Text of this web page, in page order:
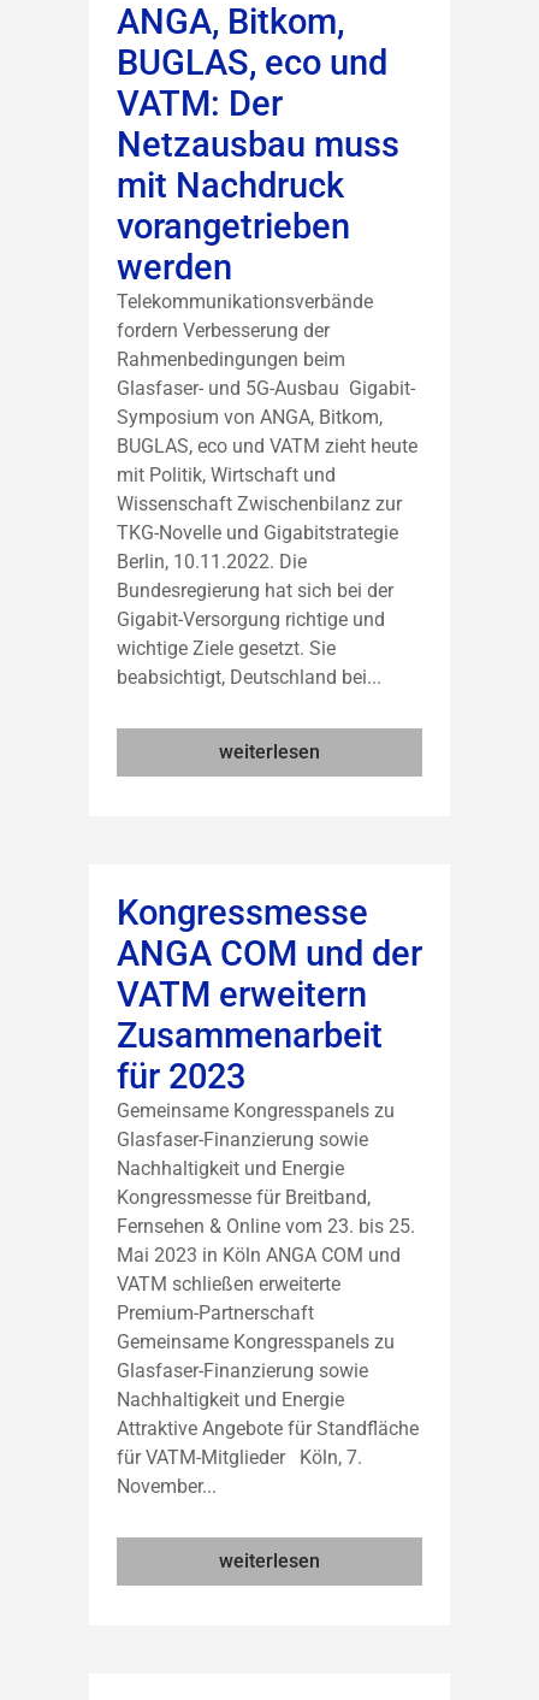
ANGA, Bitkom,
BUGLAS, eco und
VATM: Der
Netzausbau muss
mit Nachdruck
vorangetrieben
werden
Telekommunikationsverbände
fordern Verbesserung der
Rahmenbedingungen beim
Glasfaser- und 5G-Ausbau Gigabit-
Symposium von ANGA, Bitkom,
BUGLAS, eco und VATM zieht heute
mit Politik, Wirtschaft und
Wissenschaft Zwischenbilanz zur
TKG-Novelle und Gigabitstrategie
Berlin, 10.11.2022. Die
Bundesregierung hat sich bei der
Gigabit-Versorgung richtige und
wichtige Ziele gesetzt. Sie
beabsichtigt, Deutschland bei...
weiterlesen
Kongressmesse
ANGA COM und der
VATM erweitern
Zusammenarbeit
für 2023
Gemeinsame Kongresspanels zu
Glasfaser-Finanzierung sowie
Nachhaltigkeit und Energie
Kongressmesse für Breitband,
Fernsehen & Online vom 23. bis 25.
Mai 2023 in Köln ANGA COM und
VATM schließen erweiterte
Premium-Partnerschaft
Gemeinsame Kongresspanels zu
Glasfaser-Finanzierung sowie
Nachhaltigkeit und Energie
Attraktive Angebote für Standfläche
für VATM-Mitglieder Köln, 7.
November...
weiterlesen